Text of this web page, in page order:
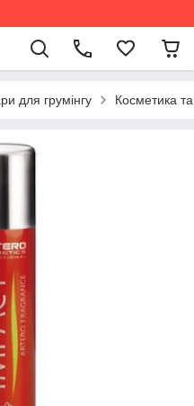
для грумінгу Косметика